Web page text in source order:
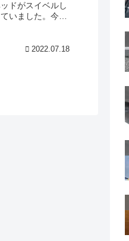
ドがスイベルし
いました。今
2022.07.18